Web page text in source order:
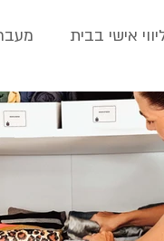
אישי בבית
ובניירת סדר
סדר בבית